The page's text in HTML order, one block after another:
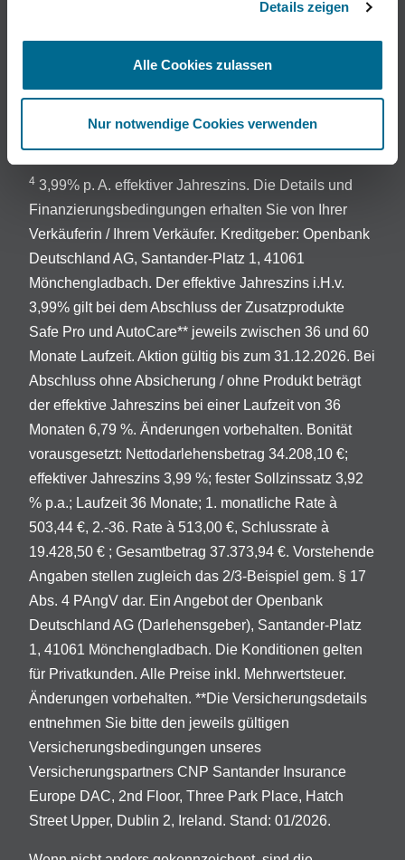
Details zeigen
Alle Cookies zulassen
Nur notwendige Cookies verwenden
Komplettradschutz für 24 Monate enthalten.
Abgedeckt sind Schäden durch eingefahrene
Gegenstände, Bordsteinkanten, Vandalismus,
Diebstahl und geplatzte Reifen.
4 3,99% p. A. effektiver Jahreszins. Die Details und
Finanzierungsbedingungen erhalten Sie von Ihrer
Verkäuferin / Ihrem Verkäufer. Kreditgeber: Openbank
Deutschland AG, Santander-Platz 1, 41061
Mönchengladbach. Der effektive Jahreszins i.H.v.
3,99% gilt bei dem Abschluss der Zusatzprodukte
Safe Pro und AutoCare** jeweils zwischen 36 und 60
Monate Laufzeit. Aktion gültig bis zum 31.12.2026. Bei
Abschluss ohne Absicherung / ohne Produkt beträgt
der effektive Jahreszins bei einer Laufzeit von 36
Monaten 6,79 %. Änderungen vorbehalten. Bonität
vorausgesetzt: Nettodarlehensbetrag 34.208,10 €;
effektiver Jahreszins 3,99 %; fester Sollzinssatz 3,92
% p.a.; Laufzeit 36 Monate; 1. monatliche Rate à
503,44 €, 2.-36. Rate à 513,00 €, Schlussrate à
19.428,50 € ; Gesamtbetrag 37.373,94 €. Vorstehende
Angaben stellen zugleich das 2/3-Beispiel gem. § 17
Abs. 4 PAngV dar. Ein Angebot der Openbank
Deutschland AG (Darlehensgeber), Santander-Platz
1, 41061 Mönchengladbach. Die Konditionen gelten
für Privatkunden. Alle Preise inkl. Mehrwertsteuer.
Änderungen vorbehalten. **Die Versicherungsdetails
entnehmen Sie bitte den jeweils gültigen
Versicherungsbedingungen unseres
Versicherungspartners CNP Santander Insurance
Europe DAC, 2nd Floor, Three Park Place, Hatch
Street Upper, Dublin 2, Ireland. Stand: 01/2026.